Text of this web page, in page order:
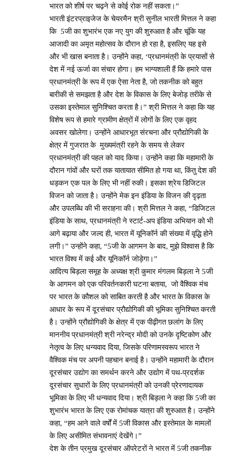
भारत को शीर्ष पर चढ़ने से कोई रोक नहीं सकता।”
भारती इंटरप्राइजेज के चेयरमैन श्री सुनील भारती मित्तल ने कहा
कि 5जी का शुभारंभ एक नए युग की शुरुआत है और चूंकि यह
आजादी का अमृत महोत्सव के दौरान हो रहा है, इसलिए यह इसे
और भी खास बनाता है। उन्होंने कहा, ‘प्रधानमंत्री के प्रयासों से
देश में नई ऊर्जा का संचार होगा। हम भाग्यशाली हैं कि हमारे पास
प्रधानमंत्री के रूप में एक ऐसा नेता है, जो तकनीक को बहुत
बारीकी से समझता है और देश के विकास के लिए बेजोड़ तरीके से
उसका इस्तेमाल सुनिश्चित करता है।” श्री मित्तल ने कहा कि यह
विशेष रूप से हमारे ग्रामीण क्षेत्रों में लोगों के लिए एक वृहद
अवसर खोलेगा। उन्होंने आधारभूत संरचना और प्रौद्योगिकी के
क्षेत्र में गुजरात के मुख्यमंत्री रहने के समय से लेकर
प्रधानमंत्री की पहल को याद किया। उन्होंने कहा कि महामारी के
दौरान गांवों और घरों तक यातायात सीमित हो गया था, किंतु देश की
धड़कन एक पल के लिए भी नहीं रुकी। इसका श्रेय डिजिटल
विजन को जाता है। उन्होंने मेक इन इंडिया के विजन की दृढ़ता
और उपलब्धि की भी सराहना की। श्री मित्तल ने कहा, “डिजिटल
इंडिया के साथ, प्रधानमंत्री ने स्टार्ट-अप इंडिया अभियान को भी
आगे बढ़ाया और जल्द ही, भारत में यूनिकॉर्न की संख्‍या में वृद्धि होने
लगी।” उन्होंने कहा, “5जी के आगमन के बाद, मुझे विश्वास है कि
भारत विश्व में कई और यूनिकॉर्न जोड़ेगा।”
आदित्य बिड़ला समूह के अध्यक्ष श्री कुमार मंगलम बिड़ला ने 5जी
के आगमन को एक परिवर्तनकारी घटना बताया, जो वैश्विक मंच
पर भारत के कौशल को साबित करती है और भारत के विकास के
आधार के रूप में दूरसंचार प्रौद्योगिकी की भूमिका सुनिश्चित करती
है। उन्होंने प्रौद्योगिकी के क्षेत्र में एक पीढ़ीगत छलांग के लिए
माननीय प्रधानमंत्री श्री नरेन्द्र मोदी को उनके दृष्टिकोण और
नेतृत्व के लिए धन्यवाद दिया, जिसके परिणामस्वरूप भारत ने
वैश्विक मंच पर अपनी पहचान बनाई है। उन्होंने महामारी के दौरान
दूरसंचार उद्योग का समर्थन करने और उद्योग में पथ-प्रदर्शक
दूरसंचार सुधारों के लिए प्रधानमंत्री को उनकी प्रेरणादायक
भूमिका के लिए भी धन्यवाद दिया। श्री बिड़ला ने कहा कि 5जी का
शुभारंभ भारत के लिए एक रोमांचक यात्रा की शुरुआत है। उन्होंने
कहा, “हम आने वाले वर्षों में 5जी विकास और इस्तेमाल के मामलों
के लिए असीमित संभावनाएं देखेंगे।”
देश के तीन प्रमुख दूरसंचार ऑपरेटरों ने भारत में 5जी तकनीक